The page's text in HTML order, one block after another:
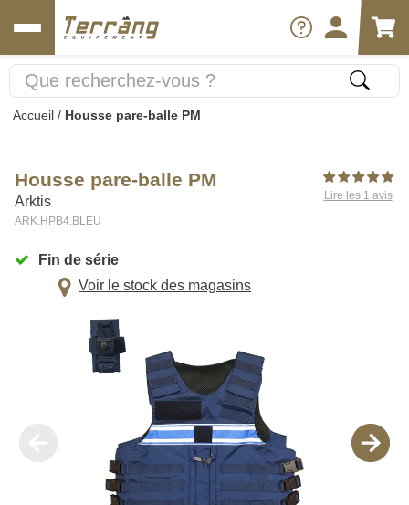
Accueil / Housse pare-balle PM
Housse pare-balle PM
Arktis
ARK.HPB4.BLEU
Lire les 1 avis
Fin de série
Voir le stock des magasins